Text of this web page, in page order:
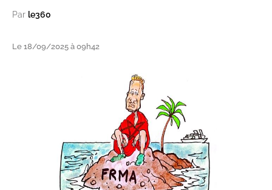
Par le360
Le 18/09/2025 à 09h42